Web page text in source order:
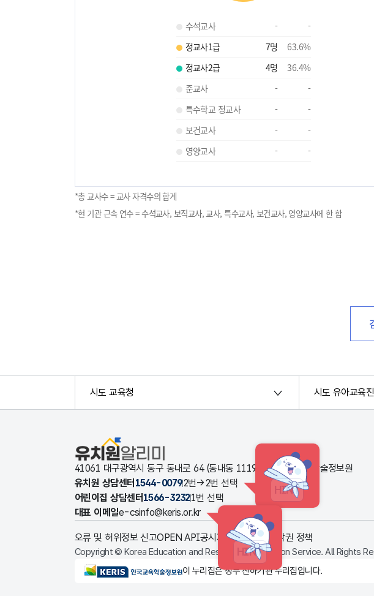
수석교사 -
-
정교사1급
7명 63.6%
정교사2급
4명 36.4%
준교사
-
-
특수학교 정교사
-
-
보건교사
-
-
영양교사
- -
*총 교사수 = 교사 자격수의 합계
*현 기관 근속 연수 = 수석교사, 보직교사, 교사, 특수교사, 보건교사, 영양교사에 한 함
시도 교육청 시도 유아교육
유치원알리미
41061 대구광역시 동구 동내로 64 (동내동 1119번지) 한국교육학술정보원
유치원 상담센터 1544-00792번→2번 선택
HINT
어린이집 상담센터 1566-32321번 선택
대표 이메일e-csinfo@keris.or.kr
HINT
오류 및 허위정보 신고OPEN API공시자료 다운로드저작권 정책
Copyright © Korea Education and Research Information Service. All Rights
KERIS한국교육학술정보원이 누리집은 정부 산하기관 누리집입니다.